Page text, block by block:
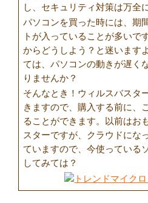
し、セキュリティ対策は万全
パソコンを買った時には、期
トが入っていることが多いで
からどうしよう？と迷います
ては、パソコンの動きが遅く
りませんか？
そんなとき！ウィルスバスタ
きますので、購入する前に、
ることができます。以前はお
スターですが、クラウドにな
ていますので、今使っている
してみては？